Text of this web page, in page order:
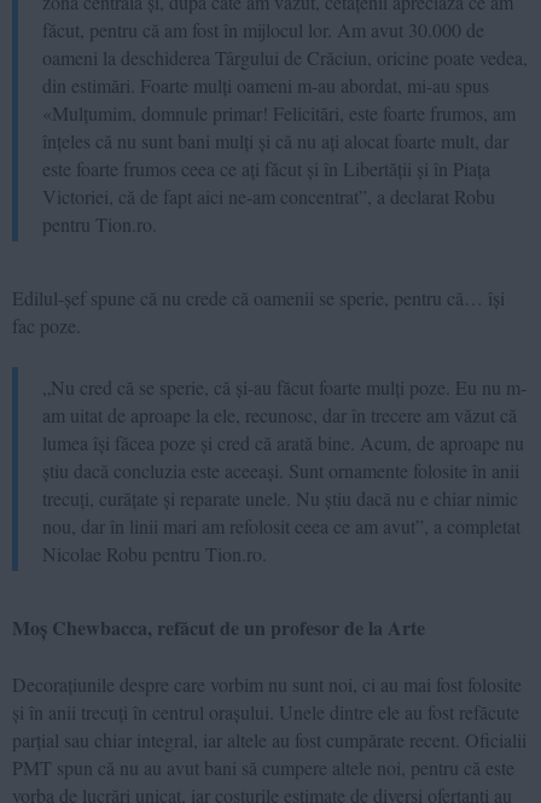
făcut, pentru că am fost în mijlocul lor. Am avut 30.000 de
oameni la deschiderea Târgului de Crăciun, oricine poate vedea,
din estimări. Foarte mulți oameni m-au abordat, mi-au spus
«Mulțumim, domnule primar! Felicitări, este foarte frumos, am
înțeles că nu sunt bani mulți și că nu ați alocat foarte mult, dar
este foarte frumos ceea ce ați făcut și în Libertății și în Piața
Victoriei, că de fapt aici ne-am concentrat”, a declarat Robu
pentru Tion.ro.
Edilul-șef spune că nu crede că oamenii se sperie, pentru că… își
fac poze.
„Nu cred că se sperie, că și-au făcut foarte mulți poze. Eu nu m-
am uitat de aproape la ele, recunosc, dar în trecere am văzut că
lumea își făcea poze și cred că arată bine. Acum, de aproape nu
știu dacă concluzia este aceeași. Sunt ornamente folosite în anii
trecuți, curățate și reparate unele. Nu știu dacă nu e chiar nimic
nou, dar în linii mari am refolosit ceea ce am avut”, a completat
Nicolae Robu pentru Tion.ro.
Moș Chewbacca, refăcut de un profesor de la Arte
Decorațiunile despre care vorbim nu sunt noi, ci au mai fost folosite
și în anii trecuți în centrul orașului. Unele dintre ele au fost refăcute
parțial sau chiar integral, iar altele au fost cumpărate recent. Oficialii
PMT spun că nu au avut bani să cumpere altele noi, pentru că este
vorba de lucrări unicat, iar costurile estimate de diverși ofertanți au